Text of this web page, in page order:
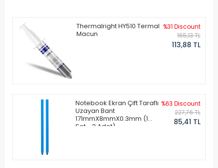
Thermalright HY510 Termal
Macun
%31 Discount
165,13 TL
113,88 TL
Notebook Ekran Çift Taraflı
Uzayan Bant
171mmX8mmX0.3mm (1
Set - 2 Adet)
%63 Discount
227,76 TL
85,41 TL